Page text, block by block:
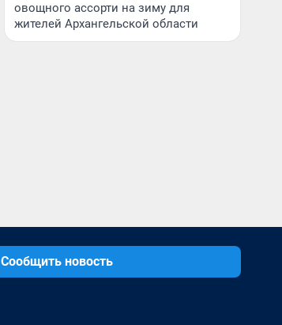
овощного ассорти на зиму для
жителей Архангельской области
Сообщить новость